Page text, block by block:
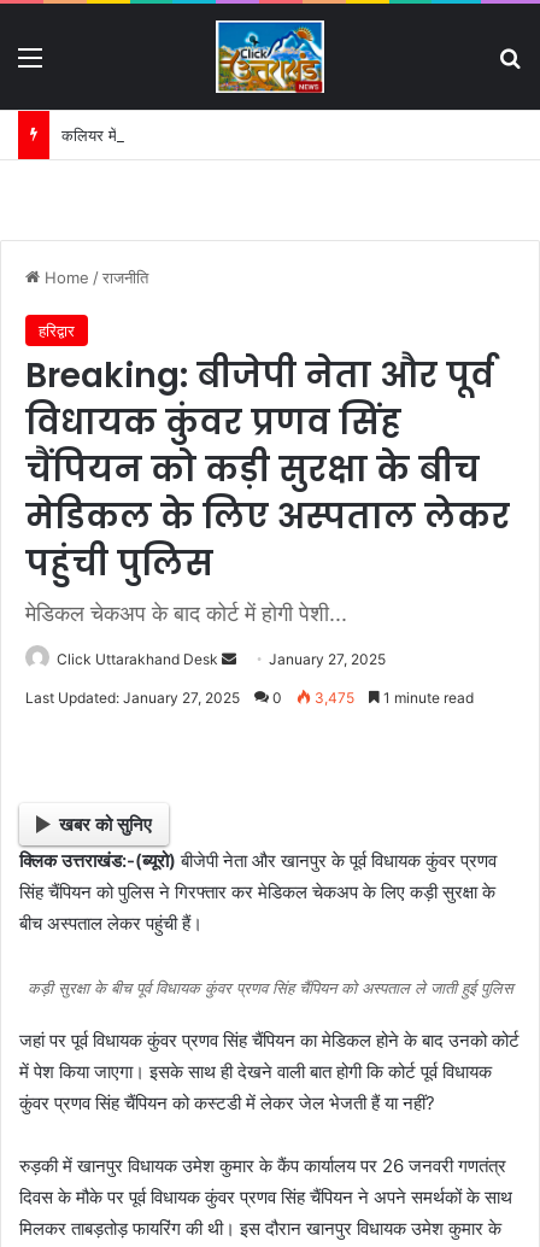
कलियर में गरजा प्रशासन का बुलडोजर:
Home /राजनीति
हरिद्वार
Breaking: बीजेपी नेता और पूर्व
विधायक कुंवर प्रणव सिंह
चैंपियन को कड़ी सुरक्षा के बीच
मेडिकल के लिए अस्पताल लेकर
पहुंची पुलिस
मेडिकल चेकअप के बाद कोर्ट में होगी पेशी...
Click Uttarakhand Desk
e
m
a
January 27, 2025
Last Updated: January 27, 2025 0 3,475 1 minute read
खबर को सुनिए
क्लिक उत्तराखंड:-(ब्यूरो) बीजेपी नेता और खानपुर के पूर्व विधायक कुंवर प्रणव
सिंह चैंपियन को पुलिस ने गिरफ्तार कर मेडिकल चेकअप के लिए कड़ी सुरक्षा के
बीच अस्पताल लेकर पहुंची हैं।
कड़ी सुरक्षा के बीच पूर्व विधायक कुंवर प्रणव सिंह चैंपियन को अस्पताल ले जाती हुई पुलिस
जहां पर पूर्व विधायक कुंवर प्रणव सिंह चैंपियन का मेडिकल होने के बाद उनको कोर्ट
में पेश किया जाएगा। इसके साथ ही देखने वाली बात होगी कि कोर्ट पूर्व विधायक
कुंवर प्रणव सिंह चैंपियन को कस्टडी में लेकर जेल भेजती हैं या नहीं?
रुड़की में खानपुर विधायक उमेश कुमार के कैंप कार्यालय पर 26 जनवरी गणतंत्र
दिवस के मौके पर पूर्व विधायक कुंवर प्रणव सिंह चैंपियन ने अपने समर्थकों के साथ
मिलकर ताबड़तोड़ फायरिंग की थी। इस दौरान खानपुर विधायक उमेश कुमार के